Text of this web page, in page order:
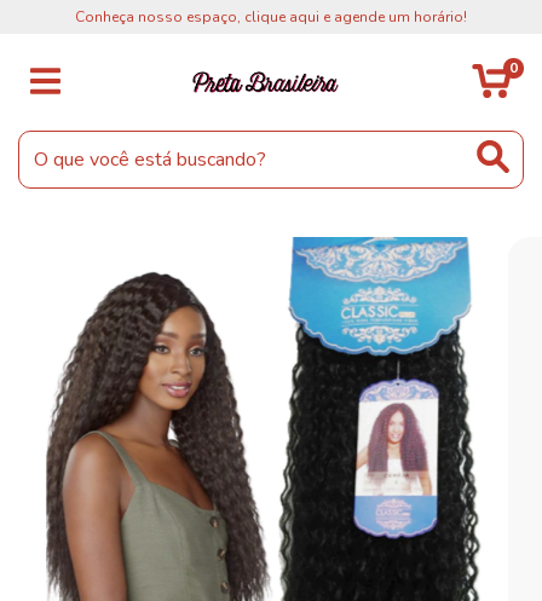
Conheça nosso espaço, clique aqui e agende um horário!
0